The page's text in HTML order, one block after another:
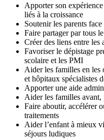
Apporter son
liés à la croissance
Soutenir les parents
Faire partager par tous
Créer des liens entre les
Favoriser le dépistage
scolaire et les PMI
Aider les familles en les
et hôpitaux spécialistes
Apporter une aide
Aider les familles avant,
Faire aboutir, accélérer
traitements
Aider l’enfant à mieux
séjours ludiques